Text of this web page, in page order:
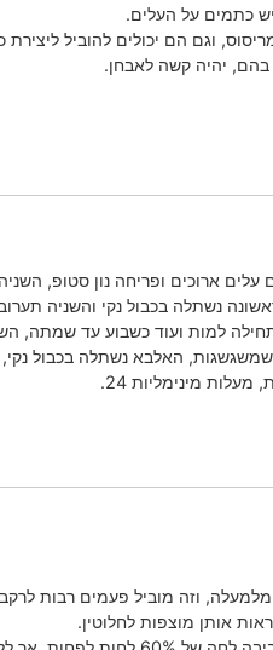
יש כתמים על העלים.
וגם הם יכולים להוביל
בהם, יהיה קשה לאבחן.
יחס 1 כבול 1פרלייט 2 ורמקולייט, שתיהן נהיו חומות
למות ועוד כשבוע עד שמתה,
האלבא נשתלה בכבול נקי,
מינימליות 24.
וזה מוביל פעמים רבות
אותן מוצפות לחלוטין.